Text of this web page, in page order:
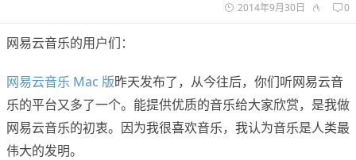
2014年9月30日 0
网易云音乐的用户们：
网易云音乐 Mac 版昨天发布了，从今往后，你们听网易云音
乐的平台又多了一个。能提供优质的音乐给大家欣赏，是我做
网易云音乐的初衷。因为我很喜欢音乐，我认为音乐是人类最
伟大的发明。